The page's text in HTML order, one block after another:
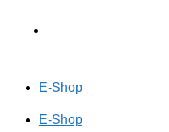
E-Shop
E-Shop